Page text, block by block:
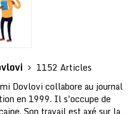
1152 Articles
Dovlovi collabore au journal
en 1999. Il s'occupe de